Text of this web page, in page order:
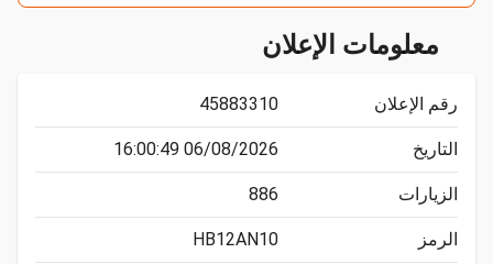
معلومات الإعلان
رقم الإعلان 45883310
التاريخ 06/08/2026 16:00:49
الزيارات 886
الرمز HB12AN10